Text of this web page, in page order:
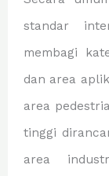
standar
membagi
dan area
area
tinggi
area